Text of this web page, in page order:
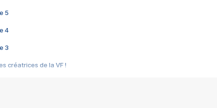
5
4
3
créatrices de la VF !